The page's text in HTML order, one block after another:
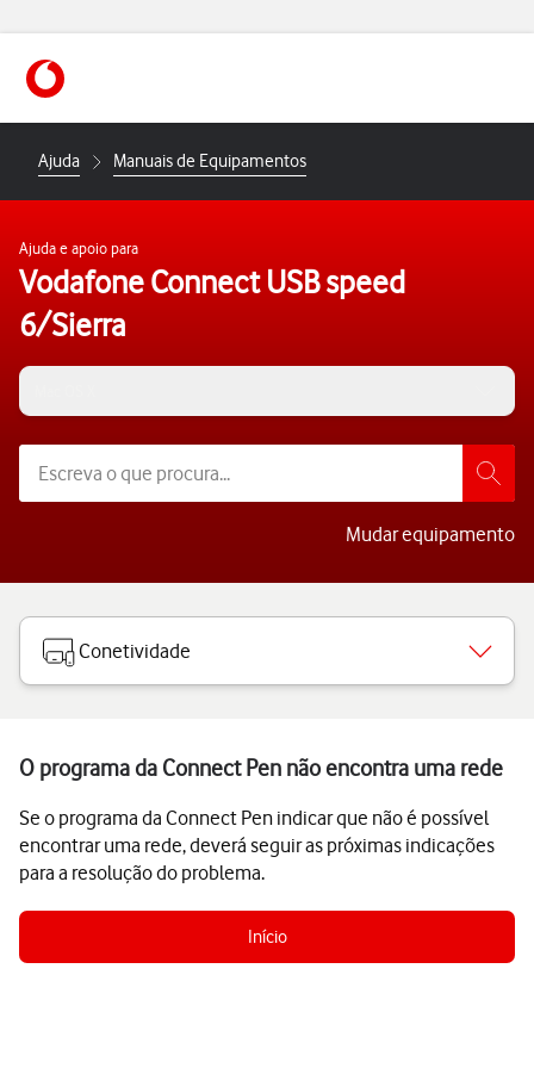
https://www.vodafone.pt
Ajuda Manuais de Equipamentos
Ajuda e apoio para
Vodafone Connect USB speed
6/Sierra
Mudar equipamento
Conetividade
O programa da Connect Pen não encontra uma rede
Se o programa da Connect Pen indicar que não é possível
encontrar uma rede, deverá seguir as próximas indicações
para a resolução do problema.
Início